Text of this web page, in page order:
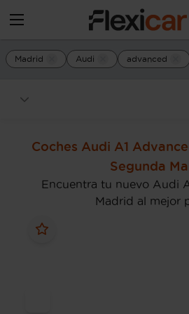
Madrid Audi advanced
Coches Audi A1
Segunda
Encuentra tu nuevo Audi
Madrid al mejor